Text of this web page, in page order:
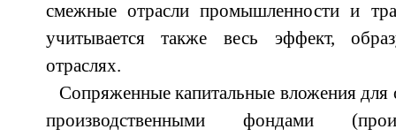
смежные отрасли промышленности и
учитывается также весь эффект,
отраслях.
Сопряженные капитальные вложения для
производственными фондами